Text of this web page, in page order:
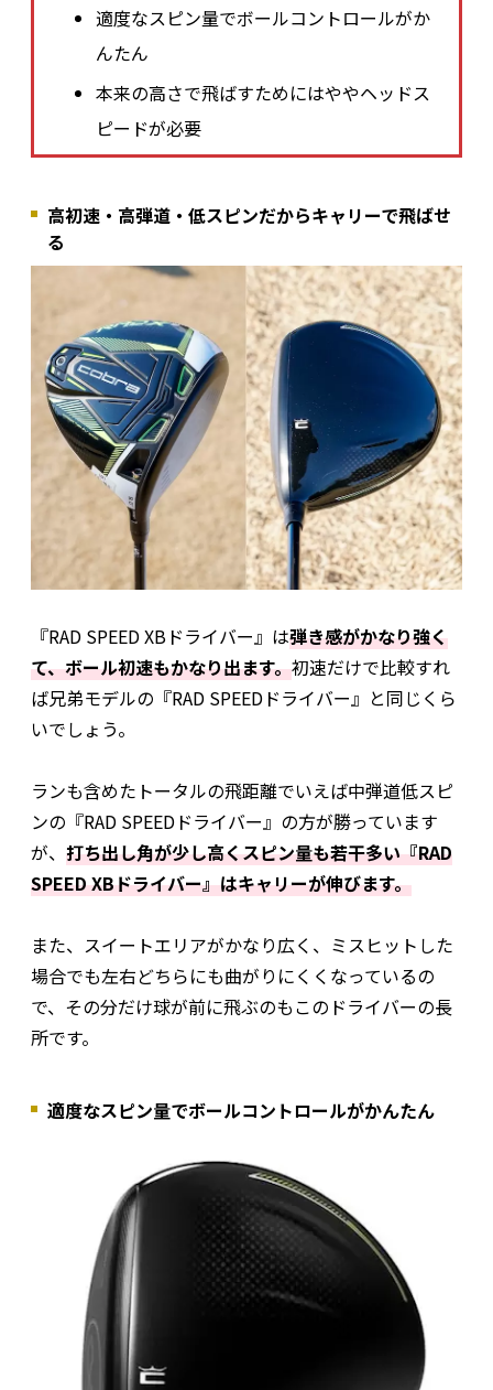
適度なスピン量でボールコントロールがか
んたん
本来の高さで飛ばすためにはややヘッドス
ピードが必要
高初速・高弾道・低スピンだからキャリーで飛ばせ
る
『RAD SPEED XBドライバー』は弾き感がかなり強く
て、ボール初速もかなり出ます。初速だけで比較すれ
ば兄弟モデルの『RAD SPEEDドライバー』と同じくら
いでしょう。
ランも含めたトータルの飛距離でいえば中弾道低スピ
ンの『RAD SPEEDドライバー』の方が勝っています
が、 打ち出し角が少し高くスピン量も若干多い『RAD
SPEED XBドライバー』はキャリーが伸びます。
また、スイートエリアがかなり広く、ミスヒットした
場合でも左右どちらにも曲がりにくくなっているの
で、その分だけ球が前に飛ぶのもこのドライバーの長
所です。
適度なスピン量でボールコントロールがかんたん